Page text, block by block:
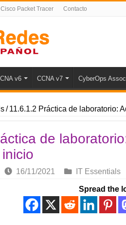
Packet Tracer Contacto
v6 CCNA v7 CyberOps
/ 11.6.1.2 Práctica de laboratorio:
de
16/11/2021 IT Essentials
Spread the